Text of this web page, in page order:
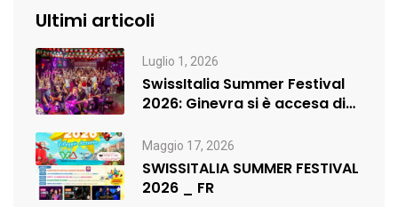
Ultimi articoli
Luglio 1, 2026
SwissItalia Summer Festival
2026: Ginevra si è accesa di
Maggio 17, 2026
SWISSITALIA SUMMER FESTIVAL
2026 _ FR